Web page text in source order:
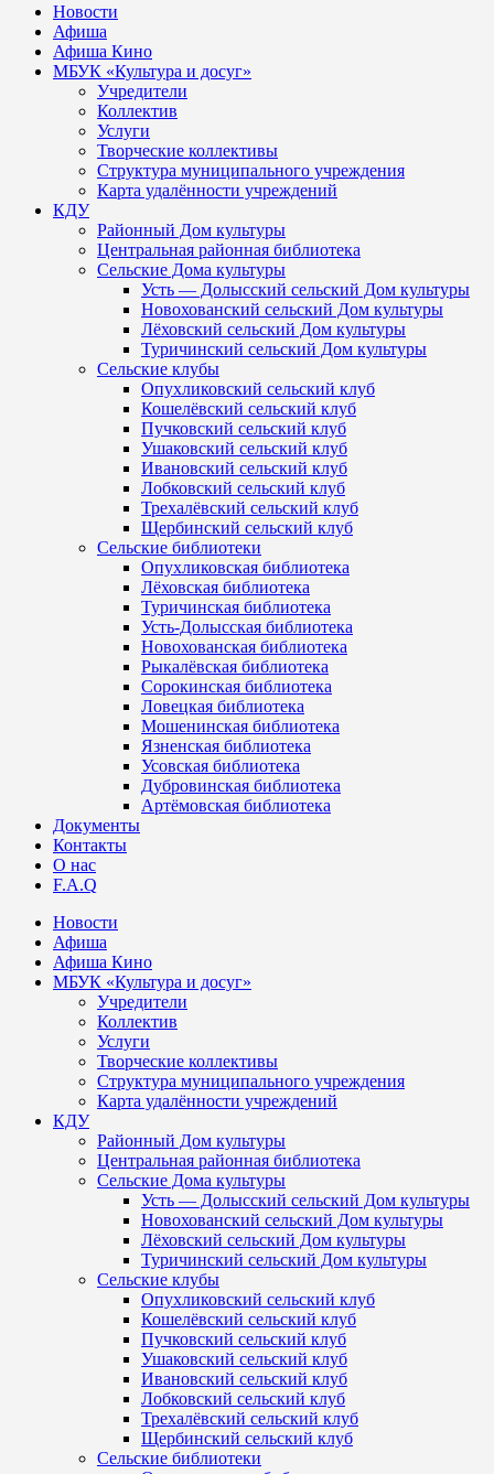
Новости
Афиша
Афиша Кино
МБУК «Культура и досуг»
Учредители
Коллектив
Услуги
Творческие коллективы
Структура муниципального учреждения
Карта удалённости учреждений
КДУ
Районный Дом культуры
Центральная районная библиотека
Сельские Дома культуры
Усть — Долысский сельский Дом культуры
Новохованский сельский Дом культуры
Лёховский сельский Дом культуры
Туричинский сельский Дом культуры
Сельские клубы
Опухликовский сельский клуб
Кошелёвский сельский клуб
Пучковский сельский клуб
Ушаковский сельский клуб
Ивановский сельский клуб
Лобковский сельский клуб
Трехалёвский сельский клуб
Щербинский сельский клуб
Сельские библиотеки
Опухликовская библиотека
Лёховская библиотека
Туричинская библиотека
Усть-Долысская библиотека
Новохованская библиотека
Рыкалёвская библиотека
Сорокинская библиотека
Ловецкая библиотека
Мошенинская библиотека
Язненская библиотека
Усовская библиотека
Дубровинская библиотека
Артёмовская библиотека
Документы
Контакты
О нас
F.A.Q
Новости
Афиша
Афиша Кино
МБУК «Культура и досуг»
Учредители
Коллектив
Услуги
Творческие коллективы
Структура муниципального учреждения
Карта удалённости учреждений
КДУ
Районный Дом культуры
Центральная районная библиотека
Сельские Дома культуры
Усть — Долысский сельский Дом культуры
Новохованский сельский Дом культуры
Лёховский сельский Дом культуры
Туричинский сельский Дом культуры
Сельские клубы
Опухликовский сельский клуб
Кошелёвский сельский клуб
Пучковский сельский клуб
Ушаковский сельский клуб
Ивановский сельский клуб
Лобковский сельский клуб
Трехалёвский сельский клуб
Щербинский сельский клуб
Сельские библиотеки